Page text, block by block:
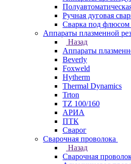
Ручная дуговая
Сварка под
Аппараты плазменной
Назад
Аппараты
Beverly
Foxweld
Hytherm
Thermal Dynamics
Trton
TZ 100/160
АРИА
ПТК
Сварог
Сварочная проволока
Назад
Сварочная